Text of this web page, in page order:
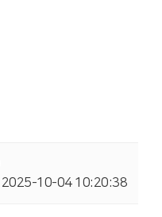
2025-10-04 10:20:38